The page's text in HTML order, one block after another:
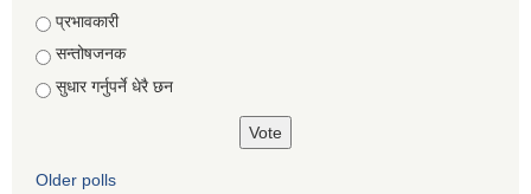
Choices
प्रभावकारी
सन्तोषजनक
सुधार गर्नुपर्ने धेरै छन
Older polls